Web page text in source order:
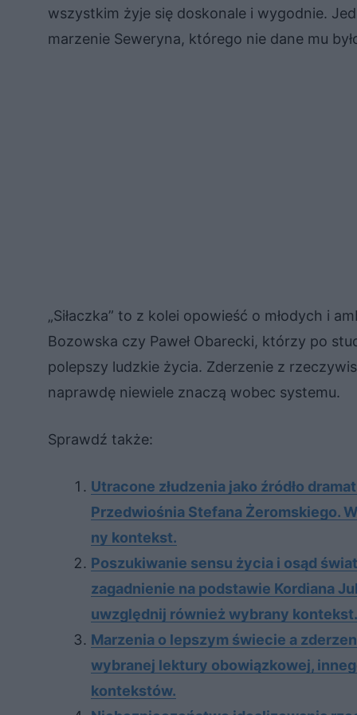
wszystkim żyje się doskonale i wygodnie.
marzenie Seweryna, którego nie dane mu
„Siłaczka” to z kolei opowieść o młodych i
Bozowska czy Paweł Obarecki, którzy po
polepszy ludzkie życia. Zderzenie z
naprawdę niewiele znaczą wobec systemu.
Sprawdź także:
Utra­co­ne złu­dze­nia jako źró­dło
Przed­wio­śnia Ste­fa­na Żerom­skie­go.
ny kon­tekst.
Poszukiwanie sensu życia i osąd
zagadnienie na podstawie Kordiana
uwzględnij również wybrany kontekst.
Marzenia o lepszym świecie a
wybranej lektury obowiązkowej,
kontekstów.